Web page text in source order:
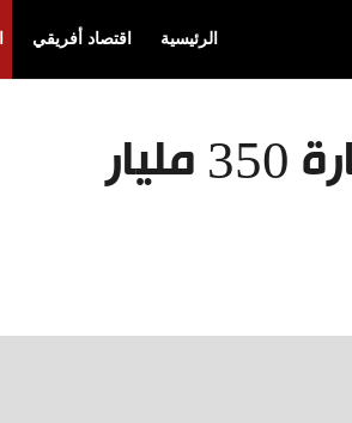
الرئيسية اقتصاد أفريقي
البنوك الصينية مهددة بخسارة 350 مليار